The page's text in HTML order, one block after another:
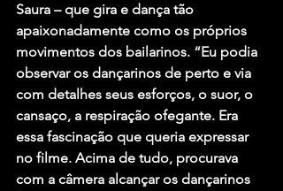
Saura – que gira e dança tão
apaixonadamente como os próprios
movimentos dos bailarinos. “Eu podia
observar os dançarinos de perto e via
com detalhes seus esforços, o suor, o
cansaço, a respiração ofegante. Era
essa fascinação que queria expressar
no filme. Acima de tudo, procurava
com a câmera alcançar os dançarinos